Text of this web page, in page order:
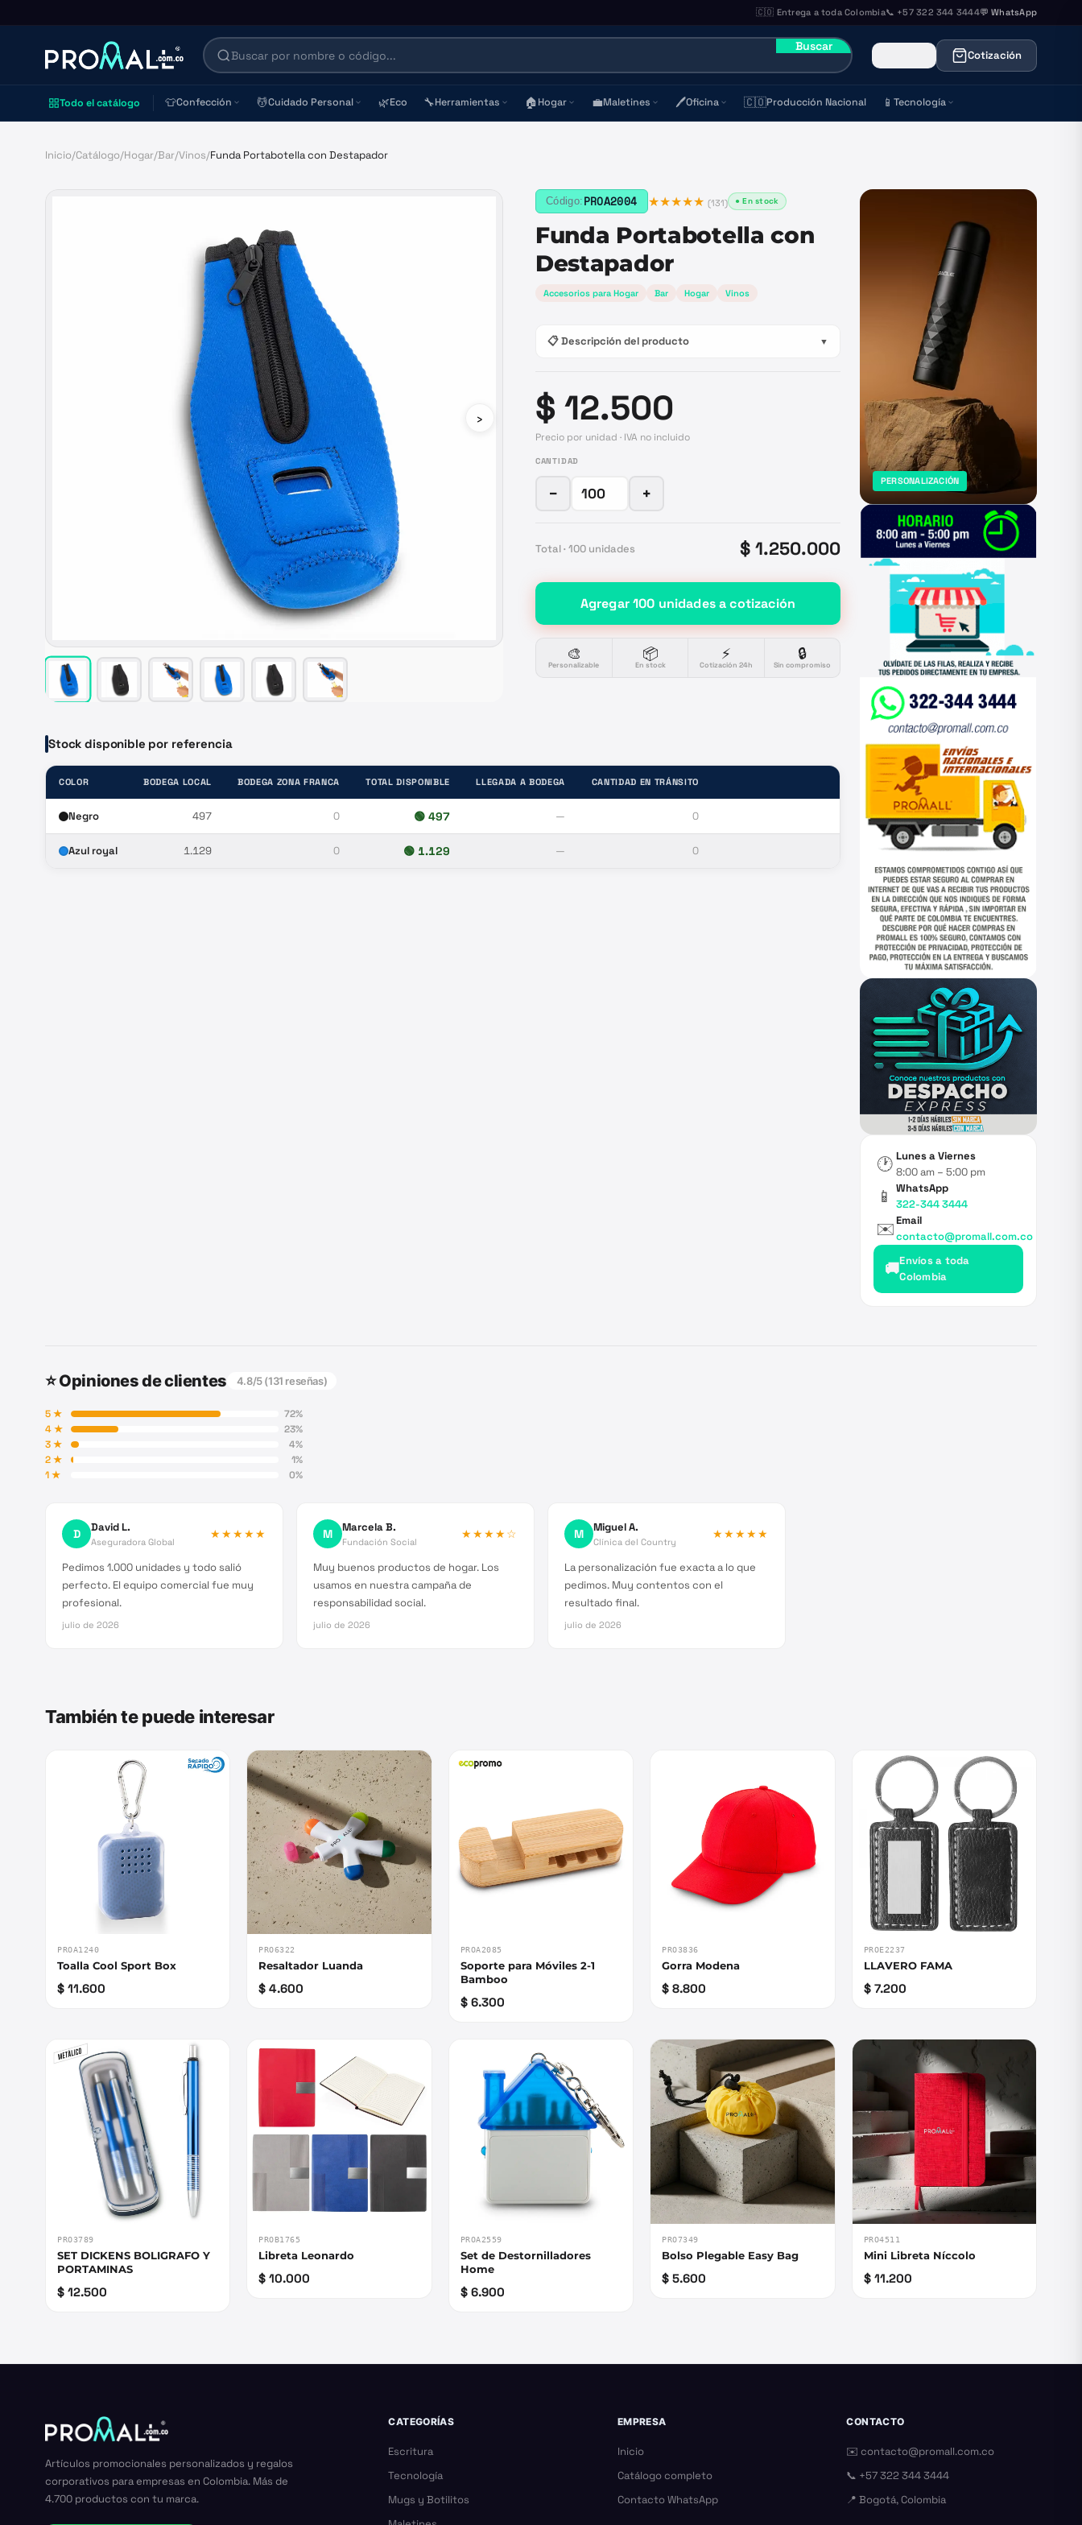
🇨🇴 Entrega a toda Colombia📞 +57 322 344 3444💬 WhatsApp
Buscar
Cotización
Todo el catálogo 👕Confección 💆Cuidado Personal 🌿Eco 🔧Herramientas 🏠Hogar 💼Maletines 🖊️Oficina 🇨🇴Producción Nacional 📱 Tecnología
Inicio/Catálogo/Hogar/Bar/Vinos/Funda Portabotella con Destapador
›
Código: PROA2004 ★★★★★ (131) ● En stock
Funda Portabotella con
Destapador
Accesorios para Hogar Bar Hogar Vinos
📋 Descripción del producto ▼
$ 12.500
Precio por unidad · IVA no incluido
CANTIDAD
− +
Total · 100 unidades $ 1.250.000
Agregar100 unidadesa cotización
🎨
Personalizable
📦
En stock
⚡
Cotización 24h
🔒
Sin compromiso
Stock disponible por referencia
COLOR BODEGA LOCAL BODEGA ZONA FRANCA TOTAL DISPONIBLE LLEGADA A BODEGA CANTIDAD EN TRÁNSITO
Negro 497 0 🟢 497 — 0 —
Azul royal 1.129 0 🟢 1.129 — 0
PERSONALIZACIÓN
🕐 Lunes a Viernes
8:00 am – 5:00 pm
📱
WhatsApp
322-344 3444
✉️Email
contacto@promall.com.co
🚚Envíos a toda
Colombia
⭐ Opiniones de clientes 4.8/5 (131 reseñas)
5★ 72%
4★ 23%
3★ 4%
2★ 1%
1★ 0%
D David L.
Aseguradora Global
★★★★★
Pedimos 1.000 unidades y todo salió
perfecto. El equipo comercial fue muy
profesional.
julio de 2026
M Marcela B.
Fundación Social
★★★★☆
Muy buenos productos de hogar. Los
usamos en nuestra campaña de
responsabilidad social.
julio de 2026
M Miguel A.
Clínica del Country
★★★★★
La personalización fue exacta a lo que
pedimos. Muy contentos con el
resultado final.
julio de 2026
También te puede interesar
PROA1240
Toalla Cool Sport Box
$ 11.600
PRO6322
Resaltador Luanda
$ 4.600
PROA2085
Soporte para Móviles 2-1
Bamboo
$ 6.300
PRO3836
Gorra Modena
$ 8.800
PROE2237
LLAVERO FAMA
$ 7.200
PRO3789
SET DICKENS BOLIGRAFO Y
PORTAMINAS
$ 12.500
PROB1765
Libreta Leonardo
$ 10.000
PROA2559
Set de Destornilladores
Home
$ 6.900
PRO7349
Bolso Plegable Easy Bag
$ 5.600
PRO4511
Mini Libreta Níccolo
$ 11.200
Artículos promocionales personalizados y regalos
corporativos para empresas en Colombia. Más de
4.700 productos con tu marca.
CATEGORÍAS
Escritura
Tecnología
Mugs y Botilitos
EMPRESA
Inicio
Catálogo completo
Contacto WhatsApp
CONTACTO
✉️contacto@promall.com.co
📞 +57 322 344 3444
📍 Bogotá, Colombia